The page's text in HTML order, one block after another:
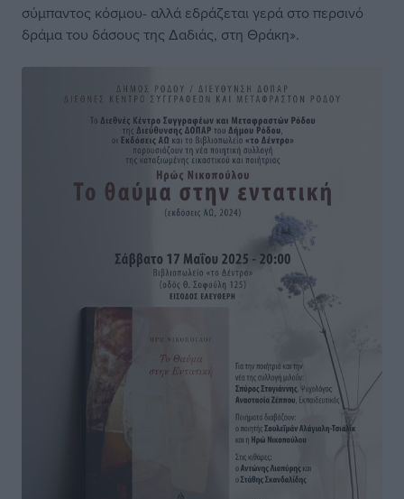
σύμπαντος κόσμου- αλλά εδράζεται γερά στο περσινό
δράμα του δάσους της Δαδιάς, στη Θράκη».